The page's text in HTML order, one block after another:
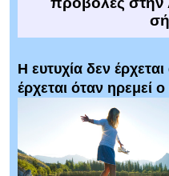
Η ευτυχία δεν
έρχεται όταν ηρεμεί